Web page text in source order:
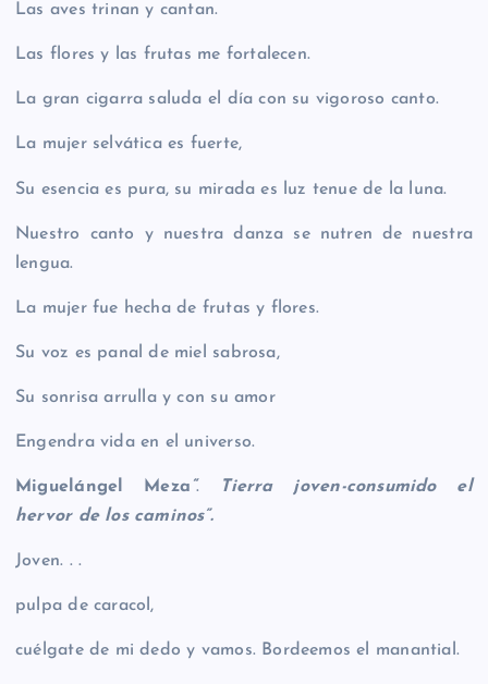
Las aves trinan y cantan.
Las flores y las frutas me fortalecen.
La gran cigarra saluda el día con su vigoroso canto.
La mujer selvática es fuerte,
Su esencia es pura, su mirada es luz tenue de la luna.
Nuestro canto y nuestra danza se nutren de nuestra
lengua.
La mujer fue hecha de frutas y flores.
Su voz es panal de miel sabrosa,
Su sonrisa arrulla y con su amor
Engendra vida en el universo.
Miguelángel Meza “.
Tierra joven-consumido el
hervor de los caminos”.
Joven. . .
pulpa de caracol,
cuélgate de mi dedo y vamos. Bordeemos el manantial.